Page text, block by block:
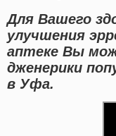
Для Вашего
улучшения
аптеке Вы
дженерики
в Уфа.